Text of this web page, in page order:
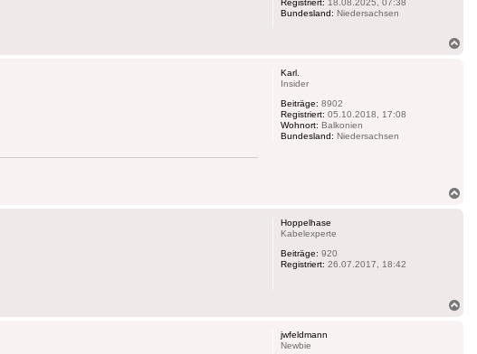
Bundesland: Niedersachsen
Karl.
Insider
Beiträge: 8902
Registriert: 05.10.2018, 17:08
Wohnort: Balkonien
Bundesland: Niedersachsen
Hoppelhase
Kabelexperte
Beiträge: 920
Registriert: 26.07.2017, 18:42
jwfeldmann
Newbie